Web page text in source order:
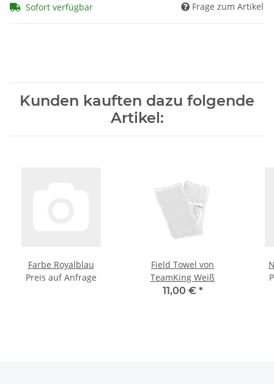
Sofort verfügbar Frage zum Artikel
Kunden kauften dazu folgende
Artikel:
Farbe Royalblau
Preis auf Anfrage
Field Towel von
TeamKing Weiß
11,00 € *